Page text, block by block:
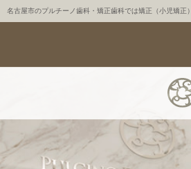
名古屋市のプルチーノ歯科・矯正歯科では矯正（小児矯正